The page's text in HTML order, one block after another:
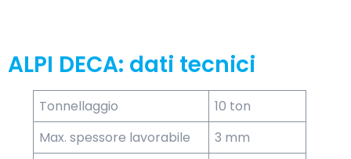
ALPI DECA: dati tecnici
Tonnellaggio
10 ton
Max. spessore lavorabile
3 mm